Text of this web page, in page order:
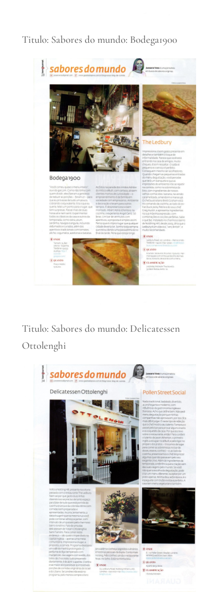
Titulo: Sabores do mundo: Bodega1900
Titulo: Sabores do mundo: Delicatessen
Ottolenghi